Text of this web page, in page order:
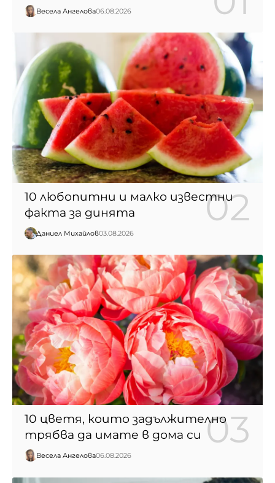
Весела Ангелова06.08.2026
10 любопитни и малко известни
факта за динята
Даниел Михайлов03.08.2026
10 цветя, които задължително
трябва да имате в дома си
Весела Ангелова06.08.2026